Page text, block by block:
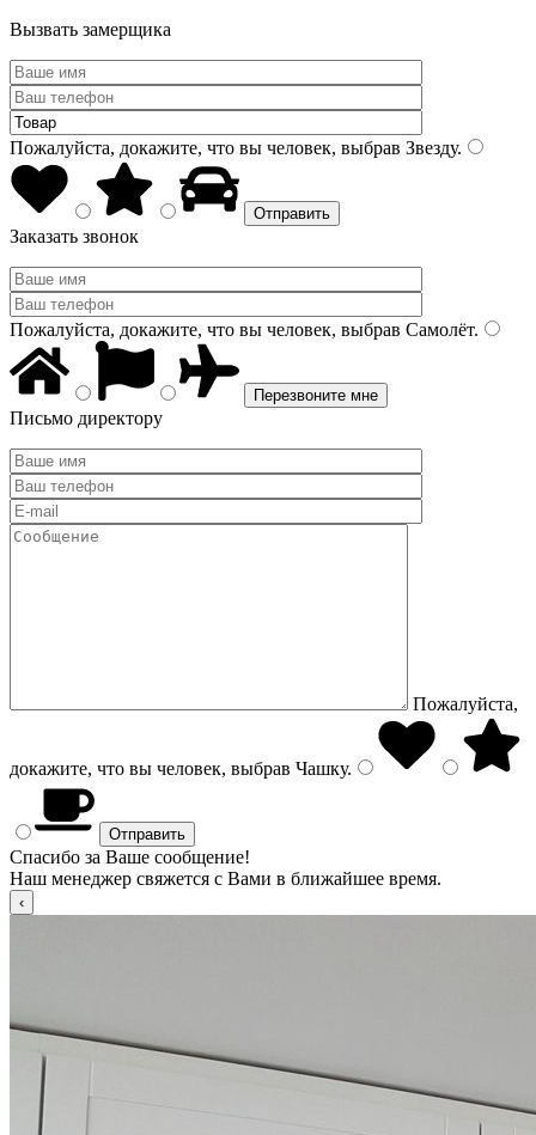
Вызвать замерщика
Пожалуйста, докажите, что вы человек, выбрав Звезду.
Заказать звонок
Пожалуйста, докажите, что вы человек, выбрав Самолёт.
Письмо директору
Пожалуйста,
докажите, что вы человек, выбрав Чашку.
Спасибо за Ваше сообщение!
Наш менеджер свяжется с Вами в ближайшее время.